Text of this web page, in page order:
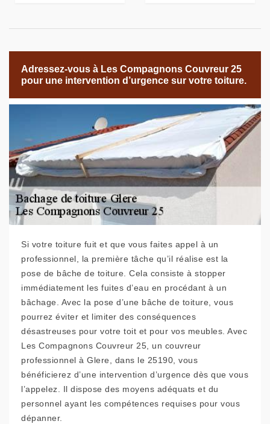
Adressez-vous à Les Compagnons Couvreur 25
pour une intervention d’urgence sur votre toiture.
Si votre toiture fuit et que vous faites appel à un
professionnel, la première tâche qu’il réalise est la
pose de bâche de toiture. Cela consiste à stopper
immédiatement les fuites d’eau en procédant à un
bâchage. Avec la pose d’une bâche de toiture, vous
pourrez éviter et limiter des conséquences
désastreuses pour votre toit et pour vos meubles. Avec
Les Compagnons Couvreur 25, un couvreur
professionnel à Glere, dans le 25190, vous
bénéficierez d’une intervention d’urgence dès que vous
l’appelez. Il dispose des moyens adéquats et du
personnel ayant les compétences requises pour vous
dépanner.